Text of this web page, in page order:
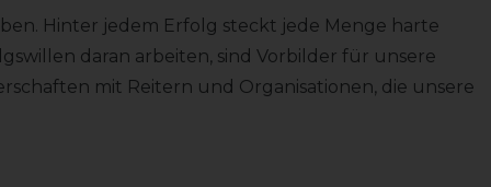
Hinter jedem Erfolg steckt jede Menge harte
daran arbeiten, sind Vorbilder für unsere
mit Reitern und Organisationen, die unsere